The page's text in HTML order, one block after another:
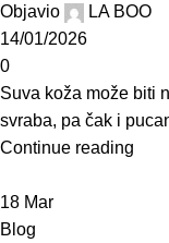
Objavio
LA BOO
14/01/2026
0
Suva koža može biti
svraba, pa čak i
Continue reading
18 Mar
Blog